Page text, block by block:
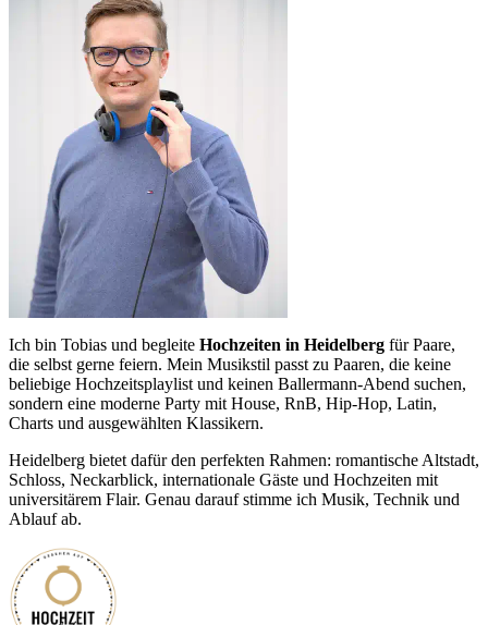
Ich bin Tobias und begleite Hochzeiten in Heidelberg für Paare,
die selbst gerne feiern. Mein Musikstil passt zu Paaren, die keine
beliebige Hochzeitsplaylist und keinen Ballermann‑Abend suchen,
sondern eine moderne Party mit House, RnB, Hip‑Hop, Latin,
Charts und ausgewählten Klassikern.
Heidelberg bietet dafür den perfekten Rahmen: romantische Altstadt,
Schloss, Neckarblick, internationale Gäste und Hochzeiten mit
universitärem Flair. Genau darauf stimme ich Musik, Technik und
Ablauf ab.